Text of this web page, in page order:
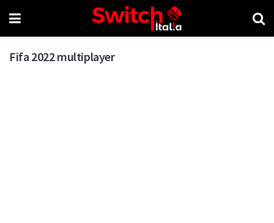
Fifa 2022 multiplayer